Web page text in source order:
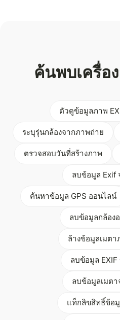
ค้นพบเครื่อ
ตัวดูข้อมูลภาพ
ระบุรุ่นกล้องจากภาพถ่าย
ตรวจสอบวันที่สร้างภาพ
ลบข้อมูล Exif
ค้นหาข้อมูล GPS ออนไลน์
ลบข้อมูลกล้อง
ล้างข้อมูลเมต
ลบข้อมูล
ลบข้อมูลเมต
แท็กลิขสิทธิ์ข้อ